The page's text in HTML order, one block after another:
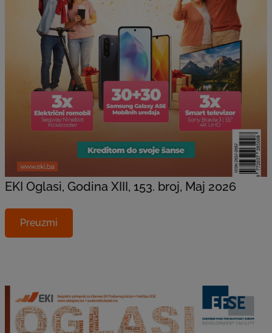
EKI Oglasi, Godina XIII, 153. broj, Maj 2026
Preuzmi